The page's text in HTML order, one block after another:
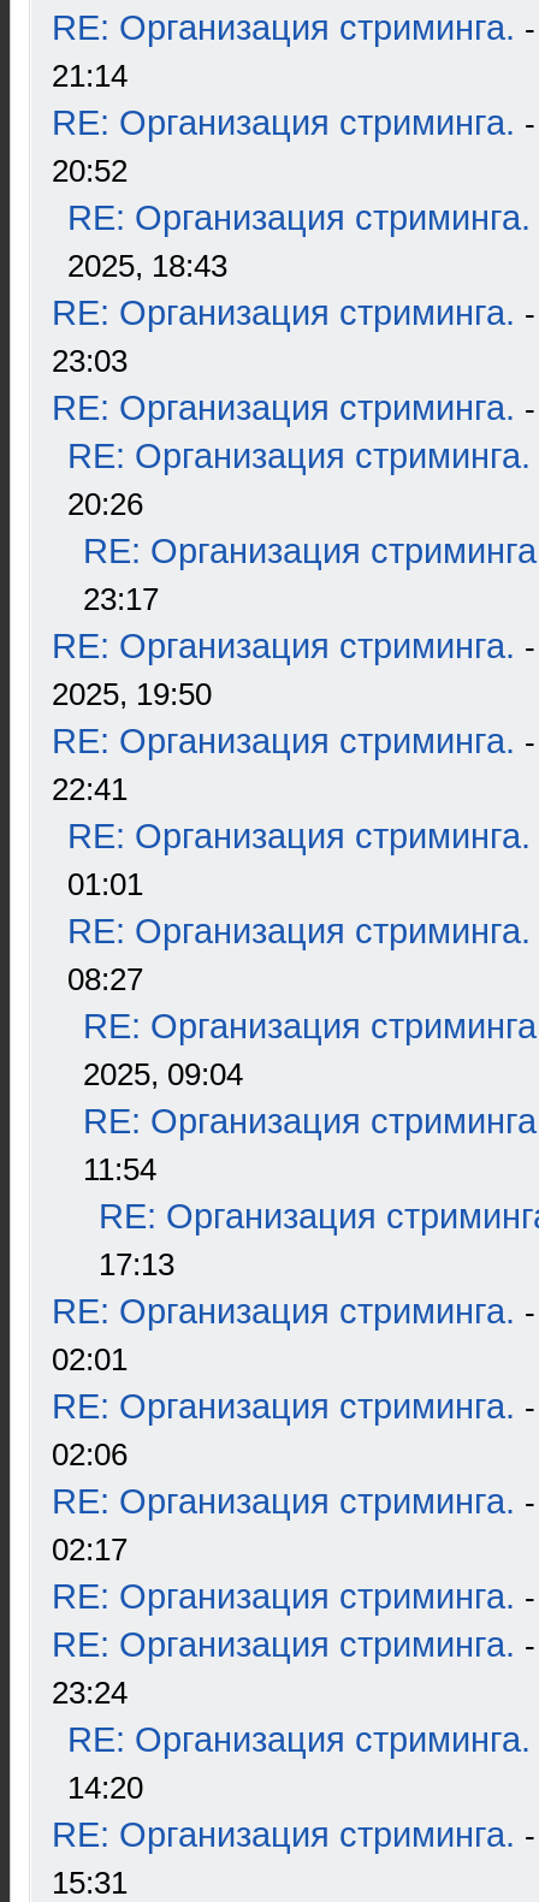
RE: Организация стриминга.
21:14
RE: Организация стриминга.
20:52
RE: Организация стриминга.
2025, 18:43
RE: Организация стриминга.
23:03
RE: Организация стриминга.
RE: Организация стриминга.
20:26
RE: Организация
23:17
RE: Организация стриминга.
2025, 19:50
RE: Организация стриминга.
22:41
RE: Организация стриминга.
01:01
RE: Организация стриминга.
08:27
RE: Организация
2025, 09:04
RE: Организация
11:54
RE: Организация
17:13
RE: Организация стриминга.
02:01
RE: Организация стриминга.
02:06
RE: Организация стриминга.
02:17
RE: Организация стриминга.
RE: Организация стриминга.
23:24
RE: Организация стриминга.
14:20
RE: Организация стриминга.
15:31